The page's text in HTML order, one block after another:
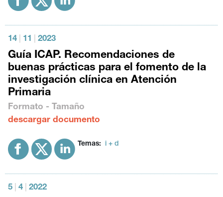
14 11 2023
Guía ICAP. Recomendaciones de
buenas prácticas para el fomento de la
investigación clínica en Atención
Primaria
Formato - Tamaño
descargar documento
Temas: i + d
5 4 2022